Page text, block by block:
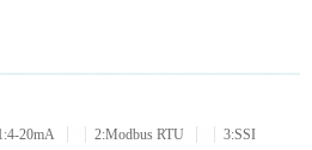
20mA 2:Modbus RTU
3:SSI